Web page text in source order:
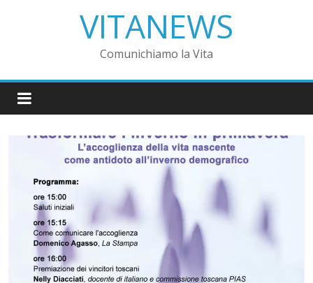
VITANEWS
Comunichiamo la Vita